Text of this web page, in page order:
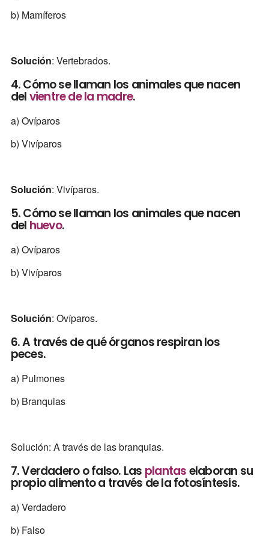
b) Mamíferos
Solución: Vertebrados.
4. Cómo se llaman los animales que nacen
delvientre de la madre.
a) Ovíparos
b) Vivíparos
Solución: Vivíparos.
5. Cómo se llaman los animales que nacen
del huevo.
a) Ovíparos
b) Vivíparos
Solución: Ovíparos.
6. A través de qué órganos respiran los
peces.
a) Pulmones
b) Branquias
Solución: A través de las branquias.
7. Verdadero o falso. Las plantaselaboran su
propio alimento a través de la fotosíntesis.
a) Verdadero
b) Falso